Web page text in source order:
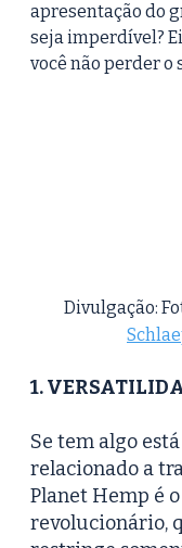
apresentação do
seja imperdível?
você não perder o
Divulgação:
1.
Se tem algo
relacionado a
Planet Hemp é
revolucionário,